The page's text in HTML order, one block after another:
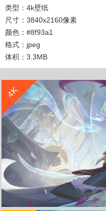
类型：4k壁纸
尺寸：3840x2160像素
颜色：#8f93a1
格式：jpeg
体积：3.3MB
4K